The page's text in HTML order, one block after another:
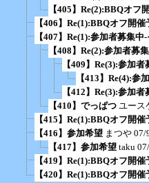
【405】Re(2):BBQオフ
【406】Re(1):BBQオフ開催
【407】Re(1):参加者募集中
【408】Re(2):参加者募
【409】Re(3):参加
【413】Re(4):参
【412】Re(3):参加
【410】でっぱつ ユース
【415】Re(1):BBQオフ開催
【416】参加希望 まつや 07/
【417】参加希望 taku
【419】Re(1):BBQオフ開催
【420】Re(1):BBQオフ開催